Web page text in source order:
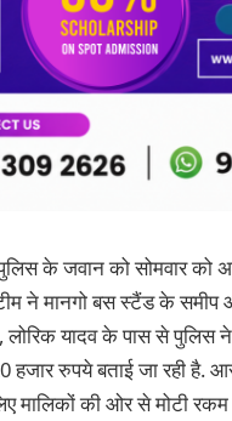
पुलिस के जवान को सोमवार
ने मानगो बस स्टैंड के समीप
लोरिक यादव के पास से पुलिस
रुपये बताई जा रही है.
मालिकों की ओर से मोटी रकम